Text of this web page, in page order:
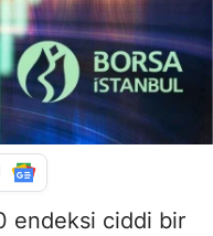
endeksi ciddi bir